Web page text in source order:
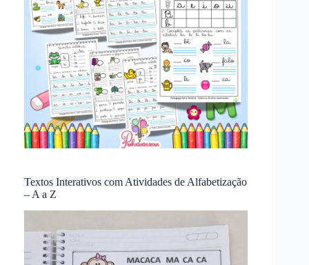
Textos Interativos com Atividades de Alfabetização
– A a Z